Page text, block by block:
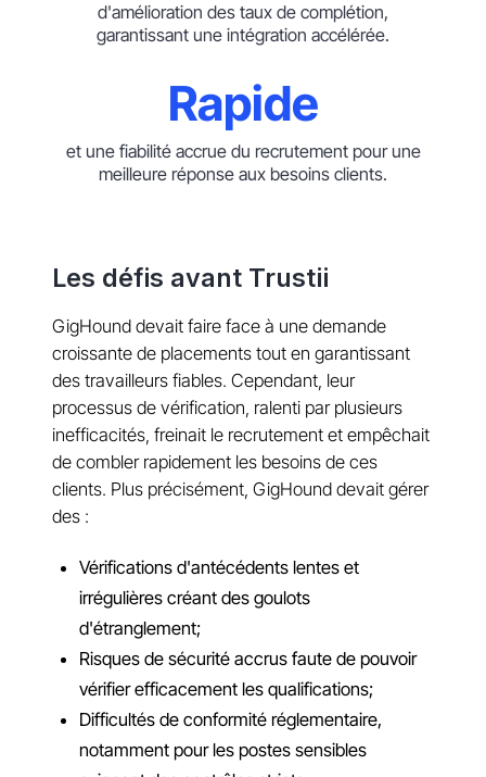
d'amélioration des taux de complétion,
garantissant une intégration accélérée.
Rapide
et une fiabilité accrue du recrutement pour une
meilleure réponse aux besoins clients.
Les défis avant Trustii
GigHound devait faire face à une demande
croissante de placements tout en garantissant
des travailleurs fiables. Cependant, leur
processus de vérification, ralenti par plusieurs
inefficacités, freinait le recrutement et empêchait
de combler rapidement les besoins de ces
clients. Plus précisément, GigHound devait gérer
des :
Vérifications d'antécédents lentes et
irrégulières créant des goulots
d'étranglement;
Risques de sécurité accrus faute de pouvoir
vérifier efficacement les qualifications;
Difficultés de conformité réglementaire,
notamment pour les postes sensibles